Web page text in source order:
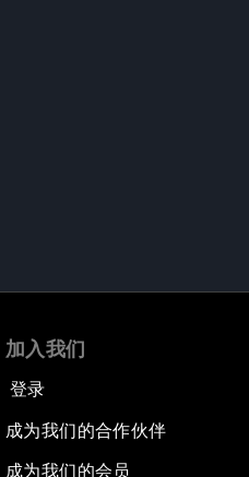
加入我们
登录
成为我们的合作伙伴
成为我们的会员